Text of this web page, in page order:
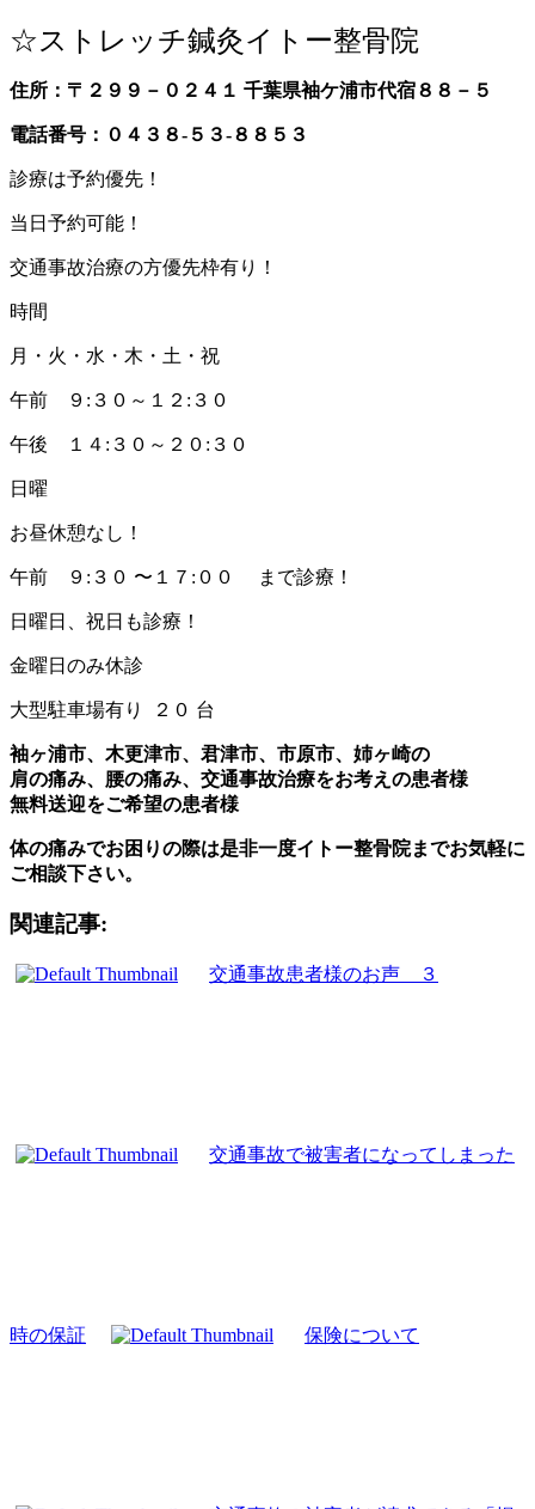
☆ストレッチ鍼灸イトー整骨院
住所：〒２９９－０２４１ 千葉県袖ケ浦市代宿８８－５
電話番号：０４３８-５３-８８５３
診療は予約優先！
当日予約可能！
交通事故治療の方優先枠有り！
時間
月・火・水・木・土・祝
午前 ９:３０～１２:３０
午後 １４:３０～２０:３０
日曜
お昼休憩なし！
午前 ９:３０ 〜１７:００ まで診療！
日曜日、祝日も診療！
金曜日のみ休診
大型駐車場有り ２０ 台
袖ヶ浦市、木更津市、君津市、市原市、姉ヶ崎の
肩の痛み、腰の痛み、交通事故治療をお考えの患者様
無料送迎をご希望の患者様
体の痛みでお困りの際は是非一度イトー整骨院までお気軽に
ご相談下さい。
関連記事:
交通事故患者様のお声 ３
交通事故で被害者になってしまった
時の保証 保険について